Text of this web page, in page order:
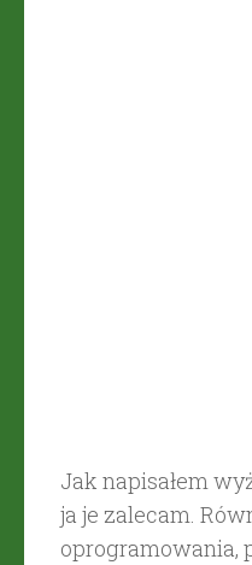
Jak napisałem
ja je zalecam.
oprogramowania,